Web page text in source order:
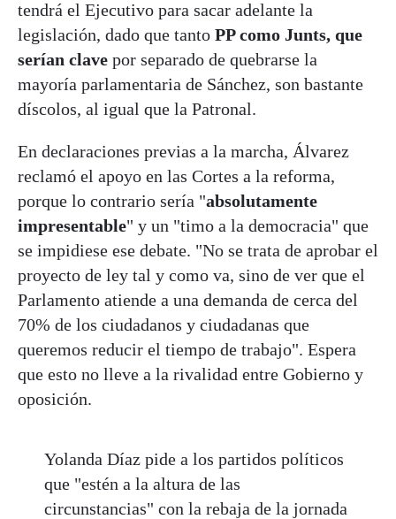
tendrá el Ejecutivo para sacar adelante la
legislación, dado que tanto PP como Junts, que
serían clave por separado de quebrarse la
mayoría parlamentaria de Sánchez, son bastante
díscolos, al igual que la Patronal.
En declaraciones previas a la marcha, Álvarez
reclamó el apoyo en las Cortes a la reforma,
porque lo contrario sería "absolutamente
impresentable" y un "timo a la democracia" que
se impidiese ese debate. "No se trata de aprobar el
proyecto de ley tal y como va, sino de ver que el
Parlamento atiende a una demanda de cerca del
70% de los ciudadanos y ciudadanas que
queremos reducir el tiempo de trabajo". Espera
que esto no lleve a la rivalidad entre Gobierno y
oposición.
Yolanda Díaz pide a los partidos políticos
que "estén a la altura de las
circunstancias" con la rebaja de la jornada